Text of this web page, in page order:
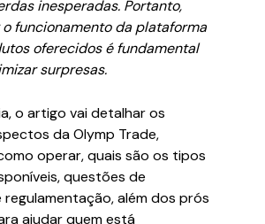
inesperadas. Portanto,
funcionamento da plataforma
oferecidos é fundamental
surpresas.
o artigo vai detalhar os
da Olymp Trade,
operar, quais são os tipos
questões de
regulamentação, além dos prós
ajudar quem está